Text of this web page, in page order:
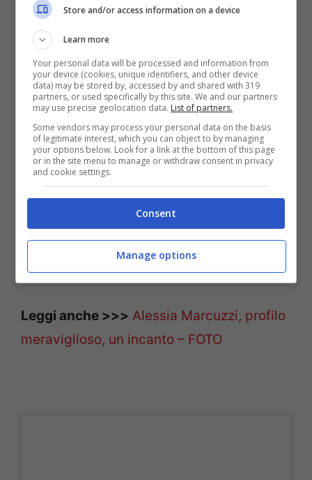
nonostante sia una fresca mamma, mostra
un fisico da capogiro che fa impazzire i
suoi followers di Instagram.
Infatti, attraverso il suo profilo ufficiale, la
modella si mostra con indosso unvestito
rossodavvero cortissimo. Seduta sul
divano e coperta di rosso, infiamma il
popolo dei social con unospaccodavvero
vertiginoso che mette in mostra le sue
gambe ed attiva la fantasia dei suoi
followers, al momento più di 2,6 milioni.
Leggi anche >>> Alessia Marcuzzi, profilo
meraviglioso, un incanto – FOTO
Store and/or access information on a device
Learn more
Your personal data will be processed and information from
your device (cookies, unique identifiers, and other device
data) may be stored by, accessed by and shared with 319
partners, or used specifically by this site. We and our partners
may use precise geolocation data. List of partners.
Some vendors may process your personal data on the basis
of legitimate interest, which you can object to by managing
your options below. Look for a link at the bottom of this page
or in the site menu to manage or withdraw consent in privacy
and cookie settings.
Consent
Manage options